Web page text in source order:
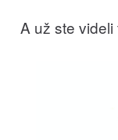
A už ste videli